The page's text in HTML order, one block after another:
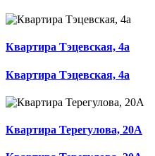
Квартира Тэцевская, 4а
Квартира Тэцевская, 4а
Квартира Терегулова, 20А